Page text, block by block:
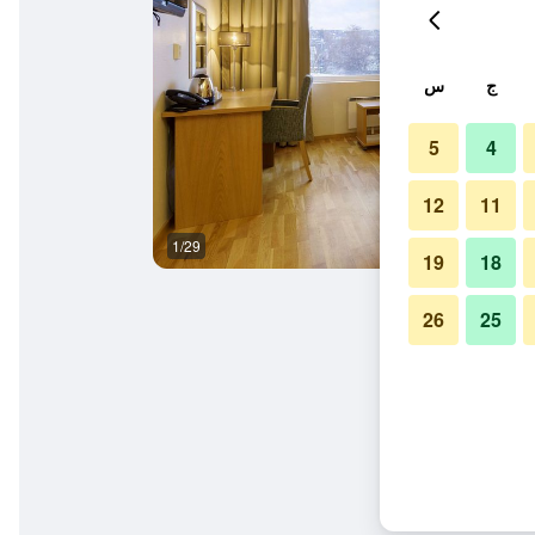
1/29
ج س
4
5
11
12
18
19
25
26